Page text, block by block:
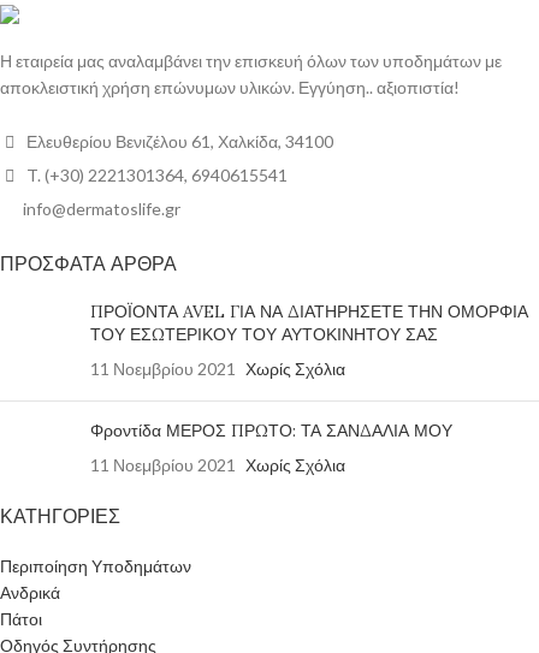
Η εταιρεία μας αναλαμβάνει την επισκευή όλων των υποδημάτων με
αποκλειστική χρήση επώνυμων υλικών. Εγγύηση.. αξιοπιστία!
Ελευθερίου Βενιζέλου 61, Χαλκίδα, 34100
T. (+30) 2221301364, 6940615541
info@dermatoslife.gr
ΠΡΟΣΦΑΤΑ ΑΡΘΡΑ
ΠΡΟΪΟΝΤΑ AVEL ΓΙΑ ΝΑ ΔΙΑΤΗΡΗΣΕΤΕ ΤΗΝ ΟΜΟΡΦΙΑ
ΤΟΥ ΕΣΩΤΕΡΙΚΟΥ ΤΟΥ ΑΥΤΟΚΙΝΗΤΟΥ ΣΑΣ
11 Νοεμβρίου 2021 Χωρίς Σχόλια
Φροντίδα ΜΕΡΟΣ ΠΡΩΤΟ: ΤΑ ΣΑΝΔΑΛΙΑ ΜΟΥ
11 Νοεμβρίου 2021 Χωρίς Σχόλια
ΚΑΤΗΓΟΡΙΕΣ
Περιποίηση Υποδημάτων
Ανδρικά
Πάτοι
Οδηγός Συντήρησης